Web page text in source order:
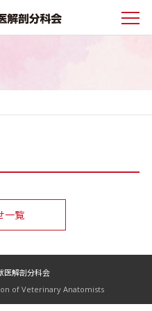
一覧
医解剖分科会
of Veterinary Anatomists